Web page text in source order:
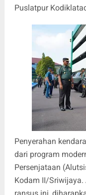
Puslatpur
Penyerahan
dari program
Persenjataan
Kodam II/Sriwijaya.